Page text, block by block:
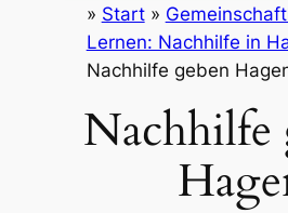
» Start»
Lernen: Nachhilfe in
Nachhilfe geben
Nachhilfe